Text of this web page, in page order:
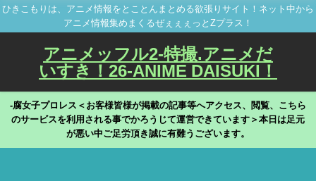
ひきこもりは、アニメ情報をとことんまとめる欲張りサイト！ネット中から
アニメ情報集めまくるぜぇぇぇっとZプラス！
アニメッフル2-特撮.アニメだ
いすき！26-ANIME DAISUKI！
-腐女子プロレス＜お客様皆様が掲載の記事等へアクセス、閲覧、こちら
のサービスを利用される事でかろうじて運営できています＞本日は足元
が悪い中ご足労頂き誠に有難うございます。